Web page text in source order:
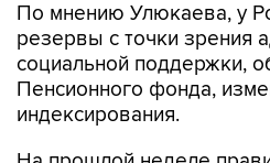
По мнению Улюкаева, у
резервы с точки зрения
социальной поддержки,
Пенсионного фонда,
индексирования.